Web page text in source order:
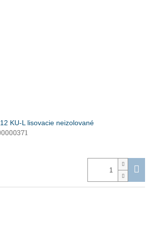
KU-L lisovacie neizolované